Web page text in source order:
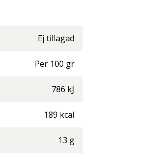
Ej tillagad
Per 100 gr
786 kJ
189 kcal
13 g